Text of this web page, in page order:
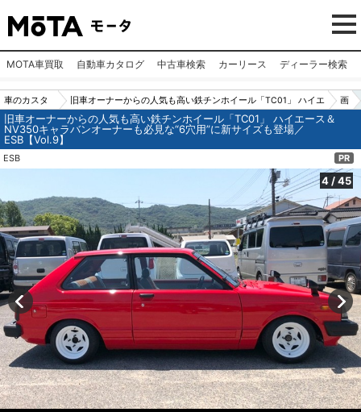
MOTA車買取 自動車カタログ 中古車検索 カーリース ディーラー検索
車のカスタ
ムパーツ
（カー用
品）
旧車オーナーからの人気も高い鉄チンホイール「TC01」 ハイエ
ース＆NV350キャラバンオーナーも必見な“6穴用”に新サイズも
画
o.
4
旧車オーナーからの人気も高い鉄チンホイール「TC01」 ハイエース＆
NV350キャラバンオーナーも必見な“6穴用”に新サイズも登場／
ESB【Vol.9】
ESB PR
4/45